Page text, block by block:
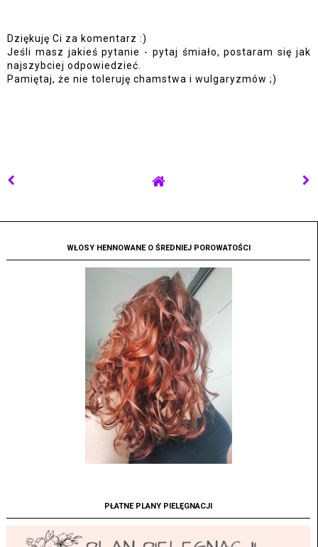
Dziękuję Ci za komentarz :)
Jeśli masz jakieś pytanie - pytaj śmiało, postaram się jak
najszybciej odpowiedzieć.
Pamiętaj, że nie toleruję chamstwa i wulgaryzmów ;)
WŁOSY HENNOWANE O ŚREDNIEJ POROWATOŚCI
PŁATNE PLANY PIELĘGNACJI